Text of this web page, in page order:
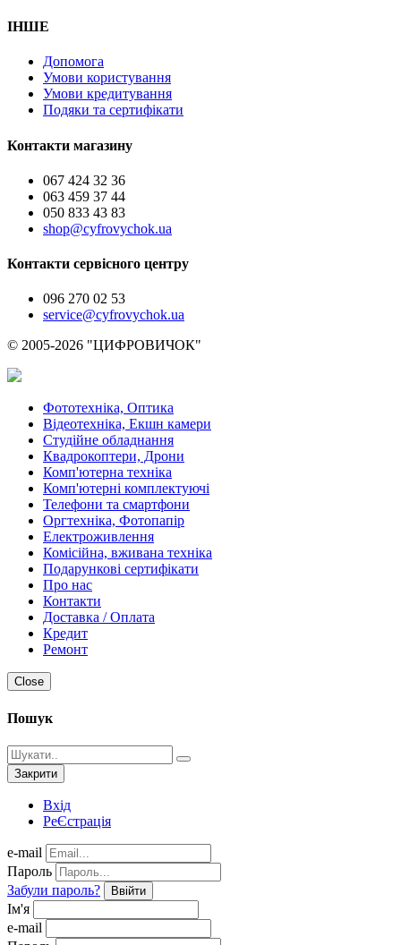
ІНШЕ
Допомога
Умови користування
Умови кредитування
Подяки та сертифікати
Контакти магазину
067 424 32 36
063 459 37 44
050 833 43 83
shop@cyfrovychok.ua
Контакти сервісного центру
096 270 02 53
service@cyfrovychok.ua
© 2005-2026 "ЦИФРОВИЧОК"
Фототехніка, Оптика
Відеотехніка, Екшн камери
Студійне обладнання
Квадрокоптери, Дрони
Комп'ютерна техніка
Комп'ютерні комплектуючі
Телефони та смартфони
Оргтехніка, Фотопапір
Електроживлення
Комісійна, вживана техніка
Подарункові сертифікати
Про нас
Контакти
Доставка / Оплата
Кредит
Ремонт
Close
Пошук
Закрити
Вхід
РеЄстрація
e-mail
Пароль
Забули пароль?
Ввійти
Ім'я
e-mail